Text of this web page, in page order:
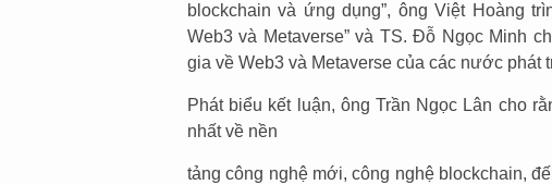
blockchain và ứng dụng”, ông Việt Hoàng
Web3 và Metaverse” và TS. Đỗ Ngọc Minh
gia về Web3 và Metaverse của các nước phát
Phát biểu kết luận, ông Trần Ngọc Lân cho
nhất về nền
tảng công nghệ mới, công nghệ blockchain,